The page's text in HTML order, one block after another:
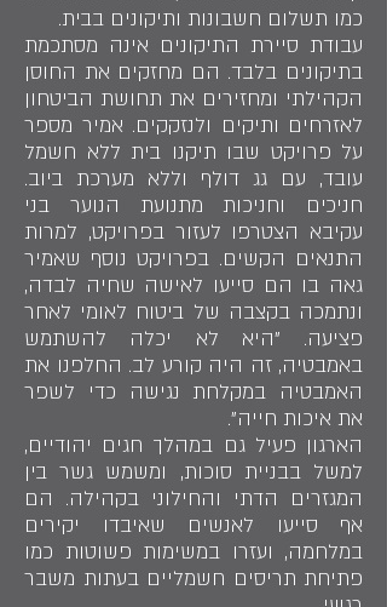
כמו תשלום חשבונות ותיקונים בבית.
עבודת סיירת התיקונים אינה מסתכמת
בתיקונים בלבד. הם מחזקים את החוסן
הקהילתי ומחזירים את תחושת הביטחון
לאזרחים ותיקים ולנזקקים. אמיר מספר
על פרויקט שבו תיקנו בית ללא חשמל
עובד, עם גג דולף וללא מערכת ביוב.
חניכים וחניכות מתנועת הנוער בני
עקיבא הצטרפו לעזור בפרויקט, למרות
התנאים הקשים. בפרויקט נוסף שאמיר
גאה בו הם סייעו לאישה שחיה לבדה,
ונתמכה בקצבה של ביטוח לאומי לאחר
פציעה. "היא לא יכלה להשתמש
באמבטיה, זה היה קורע לב. החלפנו את
האמבטיה במקלחת נגישה כדי לשפר
את איכות חייה".
הארגון פעיל גם במהלך חגים יהודיים,
למשל בבניית סוכות, ומשמש גשר בין
המגזרים הדתי והחילוני בקהילה. הם
אף סייעו לאנשים שאיבדו יקירים
במלחמה, ועזרו במשימות פשוטות כמו
פתיחת תריסים חשמליים בעתות משבר